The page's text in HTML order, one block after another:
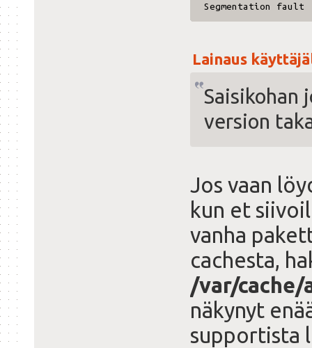
Segmentation fault
Lainaus
Saisikohan
version
Jos vaan
kun et
vanha
cachesta,
/var/
näkynyt
supportista